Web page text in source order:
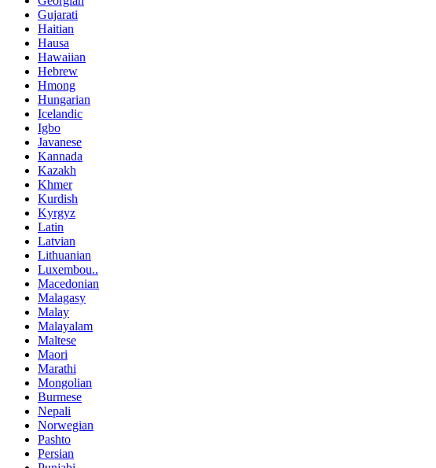
Gujarati
Haitian
Hausa
Hawaiian
Hebrew
Hmong
Hungarian
Icelandic
Igbo
Javanese
Kannada
Kazakh
Khmer
Kurdish
Kyrgyz
Latin
Latvian
Lithuanian
Luxembou..
Macedonian
Malagasy
Malay
Malayalam
Maltese
Maori
Marathi
Mongolian
Burmese
Nepali
Norwegian
Pashto
Persian